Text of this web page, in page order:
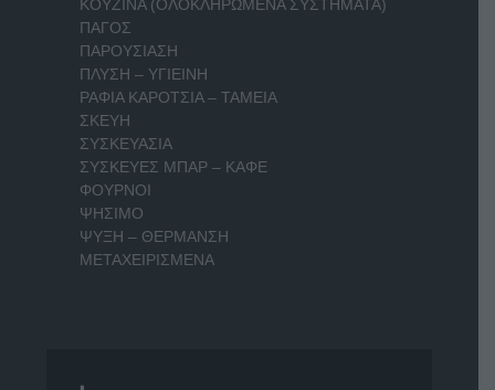
ΚΟΥΖΙΝΑ (ΟΛΟΚΛΗΡΩΜΕΝΑ ΣΥΣΤΗΜΑΤΑ)
ΠΑΓΟΣ
ΠΑΡΟΥΣΙΑΣΗ
ΠΛΥΣΗ – ΥΓΙΕΙΝΗ
ΡΑΦΙΑ ΚΑΡΟΤΣΙΑ – ΤΑΜΕΙΑ
ΣΚΕΥΗ
ΣΥΣΚΕΥΑΣΙΑ
ΣΥΣΚΕΥΕΣ ΜΠΑΡ – ΚΑΦΕ
ΦΟΥΡΝΟΙ
ΨΗΣΙΜΟ
ΨΥΞΗ – ΘΕΡΜΑΝΣΗ
ΜΕΤΑΧΕΙΡΙΣΜΕΝΑ